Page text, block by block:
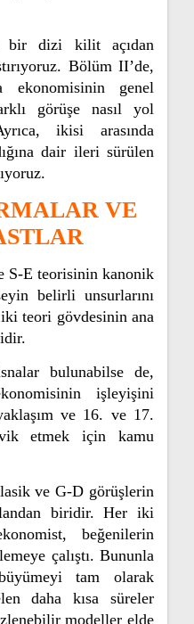
bir dizi kilit açıdan
Bölüm II’de,
ekonomisinin genel
görüşe nasıl yol
ikisi arasında
dair ileri sürülen
VE
S-E teorisinin kanonik
belirli unsurlarını
iki teori gövdesinin ana
bulunabilse de,
işleyişini
ve 16. ve 17.
etmek için kamu
ve G-D görüşlerin
biridir. Her iki
beğenilerin
çalıştı. Bununla
tam olarak
daha kısa süreler
modeller elde